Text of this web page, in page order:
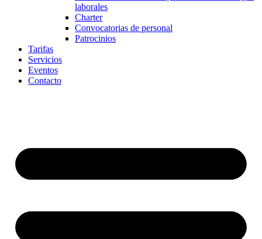
laborales
Charter
Convocatorias de personal
Patrocinios
Tarifas
Servicios
Eventos
Contacto